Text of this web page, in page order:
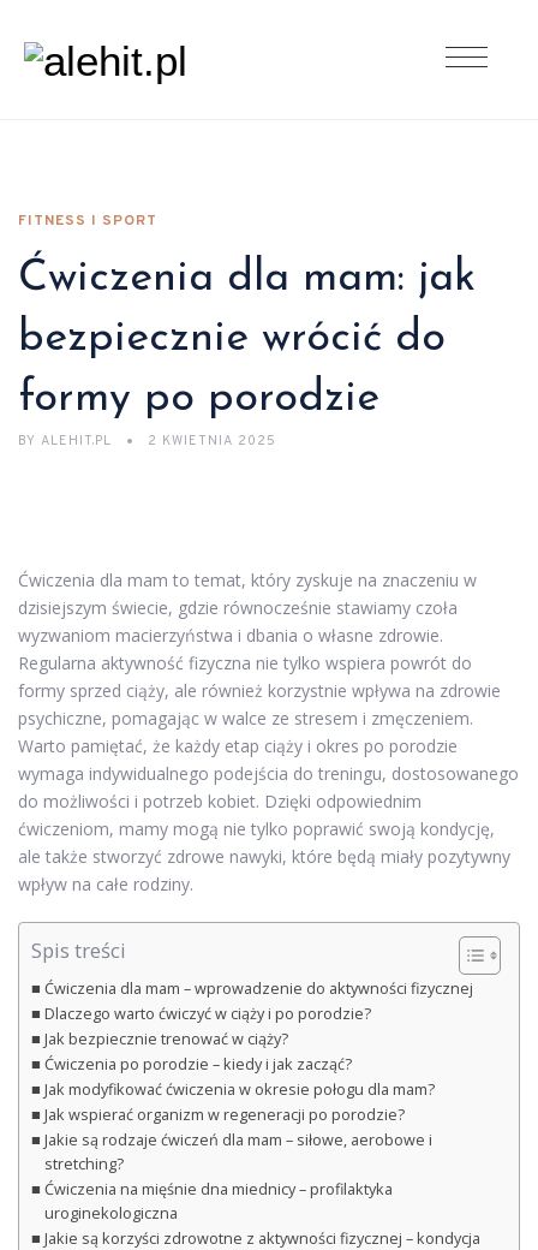
FITNESS I SPORT
Ćwiczenia dla mam: jak
bezpiecznie wrócić do
formy po porodzie
BY ALEHIT.PL 2 KWIETNIA 2025
Ćwiczenia dla mam to temat, który zyskuje na znaczeniu w
dzisiejszym świecie, gdzie równocześnie stawiamy czoła
wyzwaniom macierzyństwa i dbania o własne zdrowie.
Regularna aktywność fizyczna nie tylko wspiera powrót do
formy sprzed ciąży, ale również korzystnie wpływa na zdrowie
psychiczne, pomagając w walce ze stresem i zmęczeniem.
Warto pamiętać, że każdy etap ciąży i okres po porodzie
wymaga indywidualnego podejścia do treningu, dostosowanego
do możliwości i potrzeb kobiet. Dzięki odpowiednim
ćwiczeniom, mamy mogą nie tylko poprawić swoją kondycję,
ale także stworzyć zdrowe nawyki, które będą miały pozytywny
wpływ na całe rodziny.
Spis treści
Ćwiczenia dla mam – wprowadzenie do aktywności fizycznej
Dlaczego warto ćwiczyć w ciąży i po porodzie?
Jak bezpiecznie trenować w ciąży?
Ćwiczenia po porodzie – kiedy i jak zacząć?
Jak modyfikować ćwiczenia w okresie połogu dla mam?
Jak wspierać organizm w regeneracji po porodzie?
Jakie są rodzaje ćwiczeń dla mam – siłowe, aerobowe i
stretching?
Ćwiczenia na mięśnie dna miednicy – profilaktyka
uroginekologiczna
Jakie są korzyści zdrowotne z aktywności fizycznej – kondycja